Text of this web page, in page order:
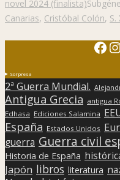
novel 2024 (finalista)
Canarias, Cristóbal Colón, S.
Sorpresa
2ª Guerra Mundial.
Antigua Grecia antigua
Edhasa Ediciones Salamina
España Estados Unidos
guerra Guerra civil
Historia de España
Japón libros literatura